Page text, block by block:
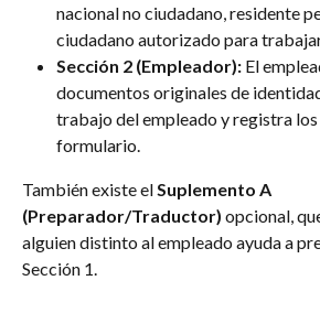
nacional no ciudadano, residente
ciudadano autorizado para
Sección 2 (Empleador): El
documentos originales de
trabajo del empleado y registra los
formulario.
También existe el Suplemento A
(Preparador/Traductor) opcional,
alguien distinto al empleado ayuda a
Sección 1.